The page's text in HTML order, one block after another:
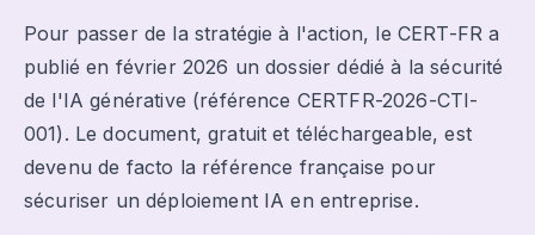
Pour passer de la stratégie à l'action, le CERT-FR a
publié en février 2026 un dossier dédié à la sécurité
de l'IA générative (référence CERTFR-2026-CTI-
001). Le document, gratuit et téléchargeable, est
devenu de facto la référence française pour
sécuriser un déploiement IA en entreprise.